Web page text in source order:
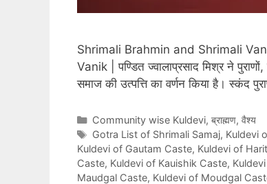
Shrimali Brahmin and Shrimali
Vanik | पण्डित ज्वालाप्रसाद मिश्र ने पुराणों,
समाज की उत्पत्ति का वर्णन किया है।
Categories
Community wise Kuldevi, ब्राह्मण, वैश्य
Tags
Gotra List of Shrimali Samaj, Kuldevi
Kuldevi of Gautam Caste, Kuldevi of
Caste, Kuldevi of Kauishik Caste,
Maudgal Caste, Kuldevi of Moudgal